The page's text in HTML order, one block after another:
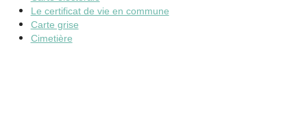
Le certificat de vie en commune
Carte grise
Cimetière